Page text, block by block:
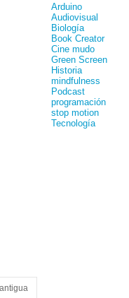
Arduino
Audiovisual
Biología
Book Creator
Cine mudo
Green Screen
Historia
mindfulness
Podcast
programación
stop motion
Tecnología